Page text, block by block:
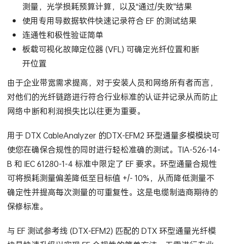
测量，光学损耗预算计算，以及“通过/失败”结果
使用专用导数据软件快速记录符合 EF 的测试结果
连通性和极性验证简单
板载可视化故障定位器 (VFL) 可确定光纤位置和断
开位置
由于企业带宽需求提高，对于安装人员和网络所有者而言，
对他们的光纤链路进行符合行业标准的认证并记录从而防止
网络中断和利润损失比以往更为重要。
用于 DTX CableAnalyzer 的DTX-EFM2 环型通量多模模块可
使您在确保合规性的同时进行轻松准确的测试。TIA-526-14-
B 和 IEC 61280-1-4 标准中限定了 EF 要求。环型通量合规性
可将损耗测量偏差降低至目标值 +/- 10%，从而降低测量不
确定性并提高每次测量的可重复性。这是电缆制造商期待的
保修标准。
与 EF 测试参考线 (DTX-EFM2) 匹配的 DTX 环型通量光纤模